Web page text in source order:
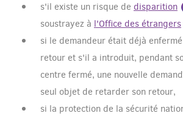
s'il existe un risque de disparition
soustrayez à l'Office des étrangers
si le demandeur était déjà
retour et s'il a introduit, pendant
centre fermé, une nouvelle
seul objet de retarder son retour,
si la protection de la sécurité